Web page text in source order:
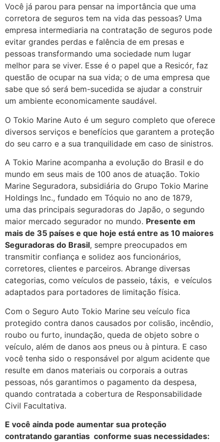
Você já parou para pensar na importância que uma
corretora de seguros tem na vida das pessoas? Uma
empresa intermediaria na contratação de seguros pode
evitar grandes perdas e falência de em presas e
pessoas transformando uma sociedade num lugar
melhor para se viver. Esse é o papel que a Resicór, faz
questão de ocupar na sua vida; o de uma empresa que
sabe que só será bem-sucedida se ajudar a construir
um ambiente economicamente saudável.
O Tokio Marine Auto é um seguro completo que oferece
diversos serviços e benefícios que garantem a proteção
do seu carro e a sua tranquilidade em caso de sinistros.
A Tokio Marine acompanha a evolução do Brasil e do
mundo em seus mais de 100 anos de atuação. Tokio
Marine Seguradora, subsidiária do Grupo Tokio Marine
Holdings Inc., fundado em Tóquio no ano de 1879,
uma das principais seguradoras do Japão, o segundo
maior mercado segurador no mundo. Presente em
mais de 35 países e que hoje está entre as 10 maiores
Seguradoras do Brasil, sempre preocupados em
transmitir confiança e solidez aos funcionários,
corretores, clientes e parceiros. Abrange diversas
categorias, como veículos de passeio, táxis, e veículos
adaptados para portadores de limitação física.
Com o Seguro Auto Tokio Marine seu veículo fica
protegido contra danos causados por colisão, incêndio,
roubo ou furto, inundação, queda de objeto sobre o
veículo, além de danos aos pneus ou à pintura. E caso
você tenha sido o responsável por algum acidente que
resulte em danos materiais ou corporais a outras
pessoas, nós garantimos o pagamento da despesa,
quando contratada a cobertura de Responsabilidade
Civil Facultativa.
E você ainda pode aumentar sua proteção
contratando garantias conforme suas necessidades: